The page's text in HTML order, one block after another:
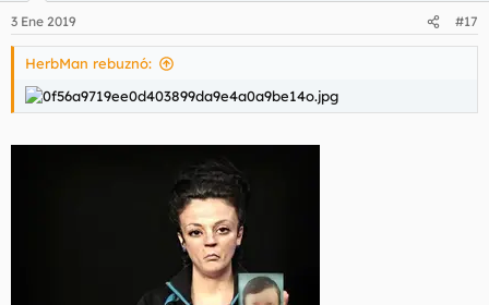
e
s
3 Ene 2019 #17
HerbMan rebuznó: